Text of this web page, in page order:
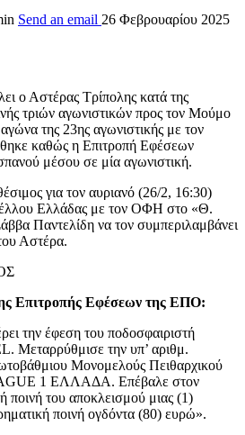
Send an email 26 Φεβρουαρίου 2025
ο Αστέρας Τρίπολης κατά της
τριών αγωνιστικών προς τον Μούμο
της 23ης αγωνιστικής με τον
καθώς η Επιτροπή Εφέσεων
μέσου σε μία αγωνιστική.
για τον αυριανό (26/2, 16:30)
Ελλάδας με τον ΟΦΗ στο «Θ.
Παντελίδη να τον συμπεριλαμβάνει
Αστέρα.
Επιτροπής Εφέσεων της ΕΠΟ:
την έφεση του ποδοσφαιριστή
την υπ’ αριθμ.
Μονομελούς Πειθαρχικού
1 ΕΛΛΑΔΑ. Επέβαλε στον
ποινή του αποκλεισμού μιας (1)
ποινή ογδόντα (80) ευρώ».